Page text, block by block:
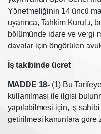
Yönetmeliğinin 14 üncü
uyarınca, Tahkim Kurulu,
bölümünde idare ve vergi
davalar için öngörülen
İş takibinde ücret
MADDE 18-(1) Bu
kullanılması ile ilgisi
yapılabilmesi için, iş
getirilmesi kanunlara göre